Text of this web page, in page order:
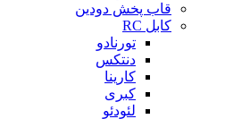
قاب پخش دودین
کابل RC
تورنادو
دنتکس
کارینا
کبری
لئودئو